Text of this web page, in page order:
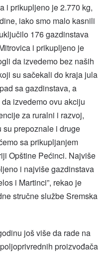
i prikupljeno je 2.770 kg,
iako smo malo kasnili
176 gazdinstava
i prikupljeno je
da izvedemo bez naših
su sačekali do kraja jula
sa gazdinstava, a
izvedemo ovu akciju
za ruralni i razvoj,
su prepoznale i druge
sa prikupljanjem
Opštine Pećinci. Najviše
i najviše gazdinstava
i Martinci”, rekao je
stručne službe Sremska
još više da rade na
proizvođača